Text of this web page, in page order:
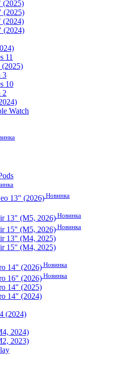
(2025)
(2025)
(2024)
(2024)
11
(2025)
3
10
2
Watch
13" (2026) Новинка
13" (M5, 2026)Новинка
15" (M5, 2026)Новинка
13" (M4, 2025)
15" (M4, 2025)
14" (2026) Новинка
16" (2026) Новинка
14" (2025)
14" (2024)
(2024)
2024)
2023)